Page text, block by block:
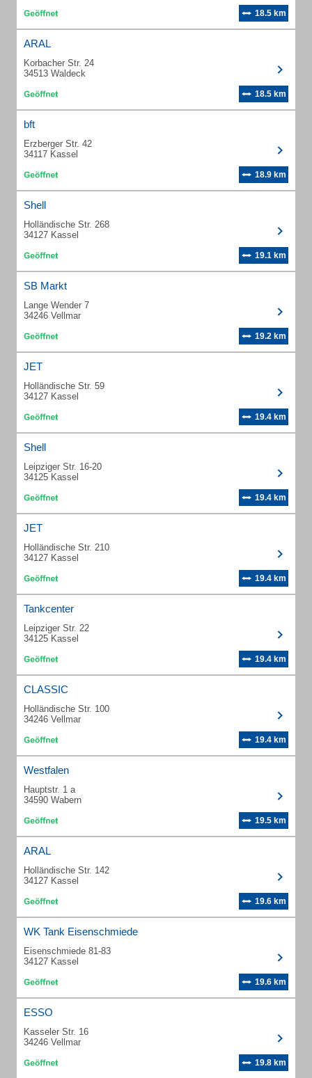
18.5 km
ARAL
Korbacher Str. 24
34513 Waldeck
18.5 km
bft
Erzberger Str. 42
34117 Kassel
18.9 km
Shell
Holländische Str. 268
34127 Kassel
19.1 km
SB Markt
Lange Wender 7
34246 Vellmar
19.2 km
JET
Holländische Str. 59
34127 Kassel
19.4 km
Shell
Leipziger Str. 16-20
34125 Kassel
19.4 km
JET
Holländische Str. 210
34127 Kassel
19.4 km
Tankcenter
Leipziger Str. 22
34125 Kassel
19.4 km
CLASSIC
Holländische Str. 100
34246 Vellmar
19.4 km
Westfalen
Hauptstr. 1 a
34590 Wabern
19.5 km
ARAL
Holländische Str. 142
34127 Kassel
19.6 km
WK Tank Eisenschmiede
Eisenschmiede 81-83
34127 Kassel
19.6 km
ESSO
Kasseler Str. 16
34246 Vellmar
19.8 km